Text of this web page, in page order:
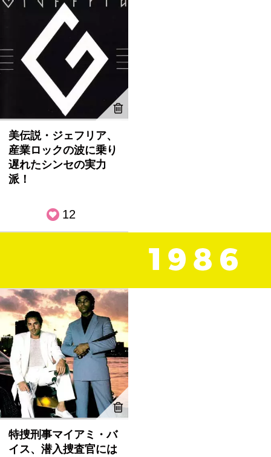
美伝説・ジェフリア、
産業ロックの波に乗り
遅れたシンセの実力
派！
12
特捜刑事マイアミ・バ
イス、潜入捜査官には